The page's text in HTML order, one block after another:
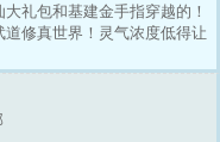
礼包和基建金手指穿越的！
道修真世界！灵气浓度低得让
所成，就是感受着逐年上升的
还好有一群爱徒可以依